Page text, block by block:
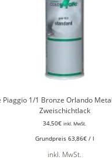
Piaggio 1/1 Bronze Orlando
Zweischichtlack
34,50€ inkl. MwSt.
Grundpreis 63,86€/ l
inkl. MwSt.